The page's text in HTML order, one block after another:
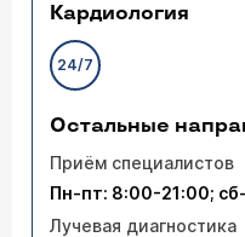
Кардиология
24/7
Остальные
Приём специалистов
Пн-пт: 8:00-21:00;
Лучевая диагностика